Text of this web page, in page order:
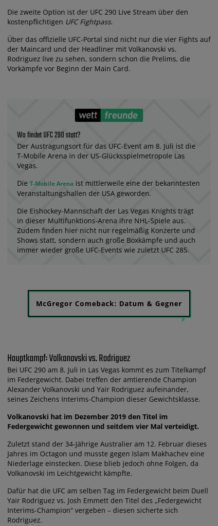
Die zweite Option ist der UFC 290 Live Stream über den
kostenpflichtigen UFC Fightpass.
Über das offizielle UFC-Portal sind nicht nur die vier Fights auf
der Maincard und der Headliner mit Volkanovski vs.
Rodriguez live zu sehen, sondern schon die Prelims, die
Vorkämpfe vor Beginn der Main Card.
Wo findet UFC 290 statt?
Der Austragungsort für das UFC-Event am 8. Juli ist die
T-Mobile Arena in der US-Glücksspielmetropole Las
Vegas.
Die T-Mobile Arena ist mittlerweile eine der bekanntesten
Veranstaltungshallen der USA geworden.
Die Eishockey-Mannschaft der Las Vegas Knights trägt
in dieser Multifunktions-Arena ihre NHL-Spiele aus.
Zudem finden hier nicht nur regelmäßig Konzerte und
Shows statt, sondern auch große Boxkämpfe und auch
immer wieder große UFC-Events wie zuletzt UFC 285.
McGregor Comeback: Datum & Gegner
Hauptkampf: Volkanovski vs. Rodriguez
Bei UFC 290 am 8. Juli in Las Vegas kommt es zum Titelkampf
im Federgewicht. Dabei treffen der amtierende Champion
Alexander Volkanovski und Yair Rodriguez aufeinander,
seines Zeichens Interims-Champion dieser Gewichtsklasse.
Volkanovski hat im Dezember 2019 den Titel im
Federgewicht gewonnen und seitdem vier Mal verteidigt.
Zuletzt stand der 34-Jährige Australier am 12. Februar dieses
Jahres im Octagon und musste gegen Islam Makhachev eine
Niederlage einstecken. Diese blieb jedoch ohne Folgen, da
Volkanovski im Leichtgewicht kämpfte.
Dafür hat die UFC am selben Tag im Federgewicht beim Duell
Yair Rodriguez vs. Josh Emmett den Titel des „Federgewicht
Interims-Champion“ vergeben – diesen sicherte sich
Rodriguez.